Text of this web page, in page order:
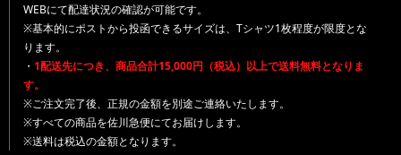
WEBにて配達状況の確認が可能です。
※基本的にポストから投函できるサイズは、Tシャツ1枚程度が限度とな
ります。
・ 1配送先につき、商品合計15,000円（税込）以上で送料無料となりま
す。
※ご注文完了後、正規の金額を別途ご連絡いたします。
※すべての商品を佐川急便にてお届けします。
※送料は税込の金額となります。